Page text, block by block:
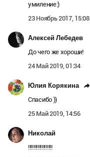
умиление:)
23 Ноябрь 2017, 15:08
Алексей Лебедев
До чего же хороши!
24 Май 2019, 01:34
Юлия Корякина
Спасибо ))
25 Май 2019, 14:56
Николай
!!!!!!!!!!!!!!!!!!